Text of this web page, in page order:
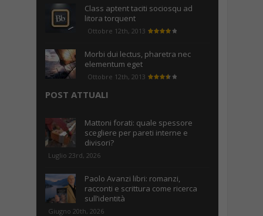
Class aptent taciti sociosqu ad
litora torquent
Ottobre 12th, 2013
Morbi dui lectus, pharetra nec
elementum eget
Ottobre 12th, 2013
POST ATTUALI
Mattoni forati: quale spessore
scegliere per pareti interne e
divisori?
Luglio 23rd, 2026
Paolo Avanzi libri: romanzi,
racconti e scrittura come ricerca
sull’identità
Giugno 20th, 2026